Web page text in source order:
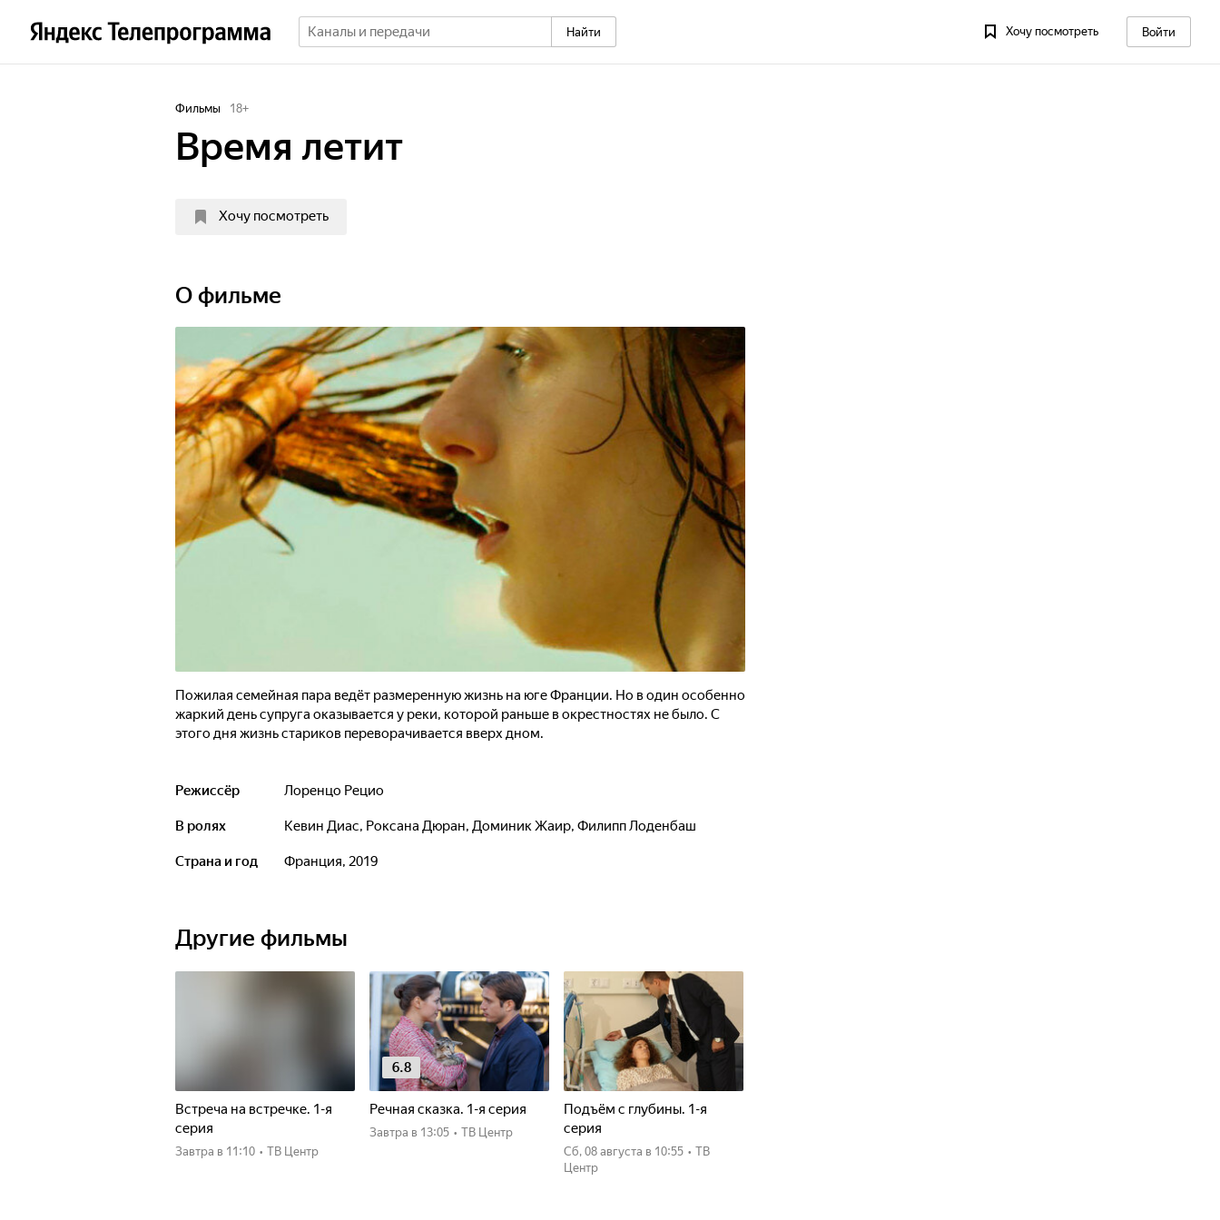
Найти Хочу посмотреть Войти
Фильмы 18+
Время летит
Хочу посмотреть
О фильме
Пожилая семейная пара ведёт размеренную жизнь на юге Франции. Но в один особенно
жаркий день супруга оказывается у реки, которой раньше в окрестностях не было. С
этого дня жизнь стариков переворачивается вверх дном.
Режиссёр Лоренцо Рецио
В ролях Кевин Диас, Роксана Дюран, Доминик Жаир, Филипп Лоденбаш
Страна и год Франция, 2019
Другие фильмы
Встреча на встречке. 1-я
серия
Завтра в 11:10 • ТВ Центр
6.8
Речная сказка. 1-я серия
Завтра в 13:05 • ТВ Центр
Подъём с глубины. 1-я
серия
сб, 08 августа в 10:55 • ТВ
Центр